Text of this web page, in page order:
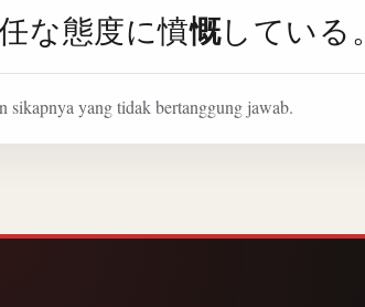
な態度に憤慨している。
sikapnya yang tidak bertanggung jawab.